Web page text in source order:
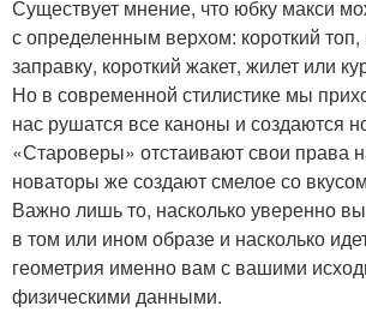
Существует мнение, что юбку макси
с определенным верхом: короткий топ,
заправку, короткий жакет, жилет или
Но в современной стилистике мы
нас рушатся все каноны и создаются
«Староверы» отстаивают свои права
новаторы же создают смелое со
Важно лишь то, насколько уверенно вы
в том или ином образе и насколько
геометрия именно вам с вашими
физическими данными.